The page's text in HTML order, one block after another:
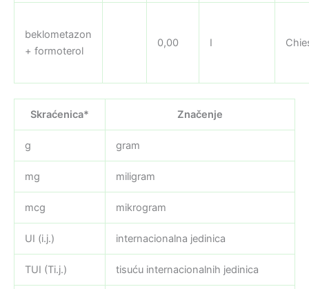
beklometazon
+ formoterol
0,00 I
Skraćenica* Značenje
g gram
mg miligram
mcg mikrogram
UI (i.j.) internacionalna jedinica
TUI (Ti.j.) tisuću internacionalnih jedinica